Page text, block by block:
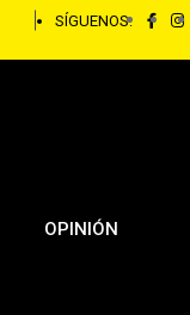
SÍGUENOS:
OPINIÓN